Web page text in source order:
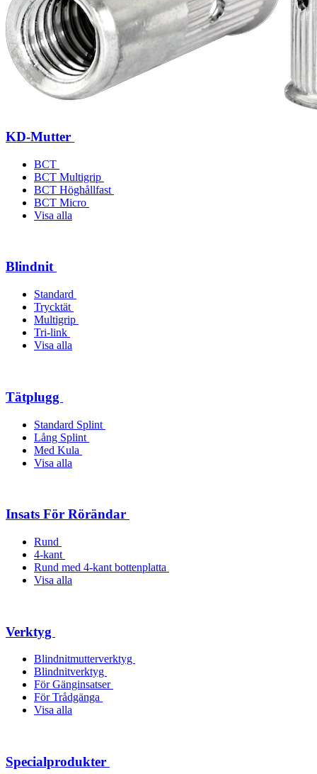
KD-Mutter
BCT
BCT Multigrip
BCT Höghållfast
BCT Micro
Visa alla
Blindnit
Standard
Trycktät
Multigrip
Tri-link
Visa alla
Tätplugg
Standard Splint
Lång Splint
Med Kula
Visa alla
Insats För Rörändar
Rund
4-kant
Rund med 4-kant bottenplatta
Visa alla
Verktyg
Blindnitmutterverktyg
Blindnitverktyg
För Gänginsatser
För Trådgänga
Visa alla
Specialprodukter